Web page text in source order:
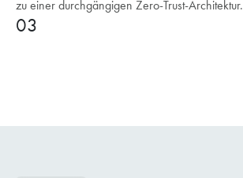
zu einer durchgängigen Zero-Trust-Architektur.
03